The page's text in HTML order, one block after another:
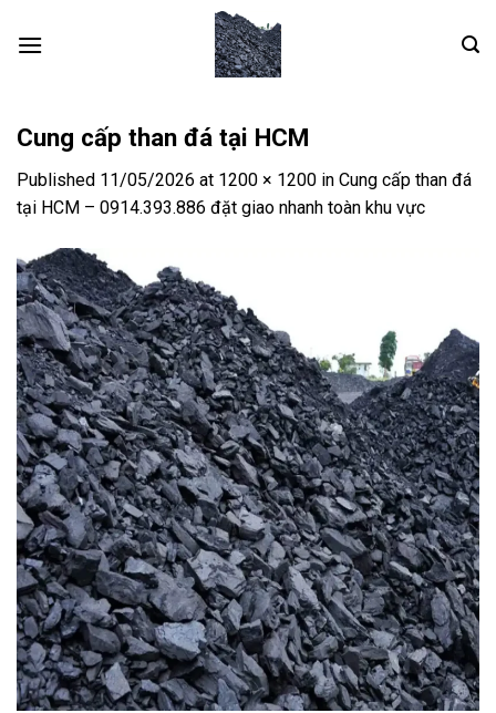
Cung cấp than đá tại HCM
Published 11/05/2026 at 1200 × 1200 in Cung cấp than đá
tại HCM – 0914.393.886 đặt giao nhanh toàn khu vực